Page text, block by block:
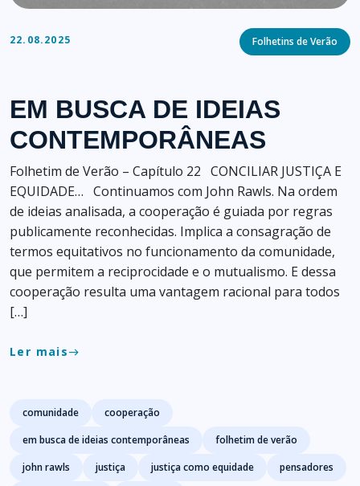
22.08.2025 Categories
Folhetins de Verão
EM BUSCA DE IDEIAS
CONTEMPORÂNEAS
Folhetim de Verão – Capítulo 22 CONCILIAR JUSTIÇA E
EQUIDADE… Continuamos com John Rawls. Na ordem
de ideias analisada, a cooperação é guiada por regras
publicamente reconhecidas. Implica a consagração de
termos equitativos no funcionamento da comunidade,
que permitem a reciprocidade e o mutualismo. E dessa
cooperação resulta uma vantagem racional para todos
[…]
Ler maiseast
Tags
comunidade
cooperação
em busca de ideias contemporâneas
folhetim de verão
john rawls
justiça justiça como equidade
pensadores